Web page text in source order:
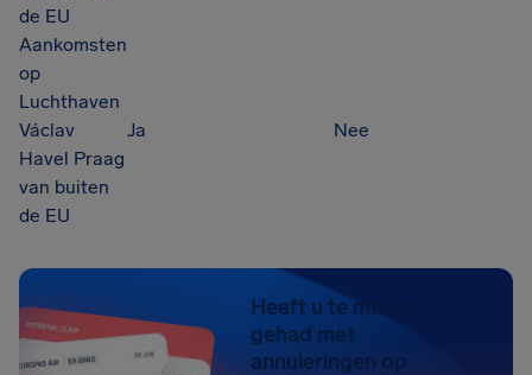
de EU
Aankomsten
op
Luchthaven
Václav
Havel Praag
van buiten
de EU
Ja Nee
Heeft u te maken
gehad met
annuleringen op